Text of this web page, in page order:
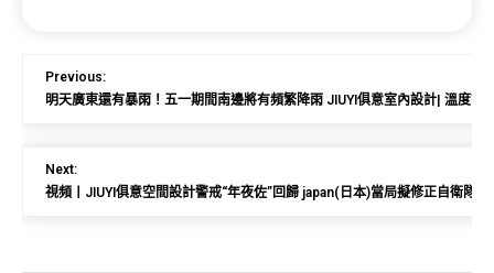
Previous:
明天廣東還有暴雨！五一期間南邊將有頻繁降雨 JIUYI俱意室內設計| 溫度記
Next:
視頻丨JIUYI俱意空間設計警戒“年夜佐”回歸 japan(日本)當局擬修正自衛隊“